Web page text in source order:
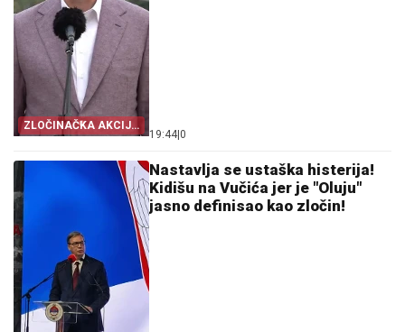
ZLOČINAČKA AKCIJA
"OLUJA"
19:44 0
Nastavlja se ustaška histerija!
Kidišu na Vučića jer je "Oluju"
jasno definisao kao zločin!